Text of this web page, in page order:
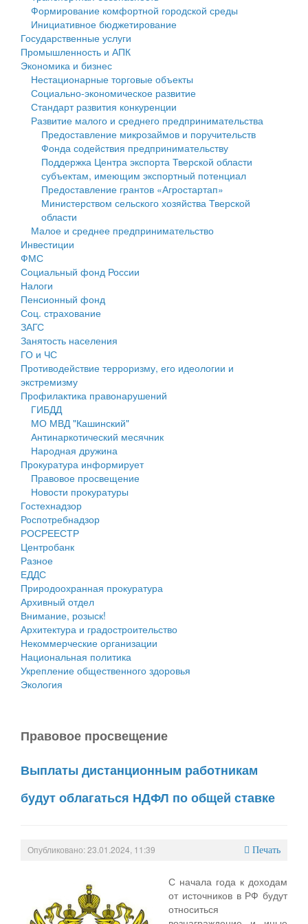
Государственные услуги
Промышленность и АПК
Экономика и бизнес
Символика
Устав
Гостям округа
Туризм
Культура
Образование
Здравоохранение
Социальная защита
Фотоальбом
муниципального округа Тверской области
Администрация Кашинского муниципального округа
Тверской области
Управление сельскими территориями
Открытые данные
Работа с обращениями граждан
Муниципальный контроль
Муниципальные услуги
Проекты административных регламентов
Антимонопольный комплаенс
Противодействие коррупции
Финансовое управление
Бюджет для граждан
Имущество
Выявление правообладателей ранее учтенных
объектов недвижимости
Имущественная поддержка субъектов малого и
среднего предпринимательства
Информационная поддержка субъектов малого и
среднего предпринимательства
Муниципальные программы
Контрольно-счетная палата
Персональные данные
Оценка регулирующего воздействия
Деятельность МУ
Нормативы градостроительного проектирования
Правила землепользования и застройки
Генеральные планы
Проекты планировки территории
Собрание депутатов
Городское поселение
Сельские поселения
Формирование комфортной городской среды
Инициативное бюджетирование
Государственные услуги
Промышленность и АПК
Экономика и бизнес
Нестационарные торговые объекты
Социально-экономическое развитие
Стандарт развития конкуренции
Развитие малого и среднего предпринимательства
Предоставление микрозаймов и поручительств
Фонда содействия предпринимательству
Поддержка Центра экспорта Тверской области
субъектам, имеющим экспортный потенциал
Предоставление грантов «Агростартап»
Министерством сельского хозяйства Тверской
области
Малое и среднее предпринимательство
Инвестиции
ФМС
Социальный фонд России
Налоги
Пенсионный фонд
Соц. страхование
ЗАГС
Занятость населения
ГО и ЧС
Противодействие терроризму, его идеологии и
экстремизму
Профилактика правонарушений
ГИБДД
МО МВД "Кашинский"
Антинаркотический месячник
Народная дружина
Прокуратура информирует
Правовое просвещение
Новости прокуратуры
Гостехнадзор
Роспотребнадзор
РОСРЕЕСТР
Центробанк
Разное
ЕДДС
Природоохранная прокуратура
Архивный отдел
Внимание, розыск!
Архитектура и градостроительство
Некоммерческие организации
Национальная политика
Укрепление общественного здоровья
Экология
Правовое просвещение
Выплаты дистанционным работникам
будут облагаться НДФЛ по общей ставке
Опубликовано: 23.01.2024, 11:39 Печать
С начала года к доходам
от источников в РФ будут
относиться